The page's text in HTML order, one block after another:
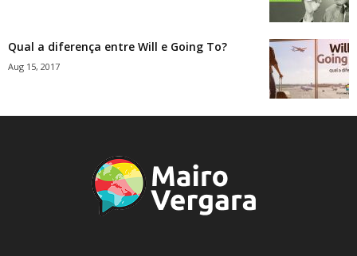
Qual a diferença entre Will e Going To?
Aug 15, 2017